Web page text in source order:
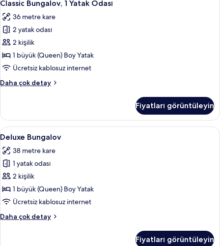
Bungalov,
1
Yatak
Odası
için
tüm
görün
Classic Bungalov, 1 Yatak Odası
36 metre kare
2 yatak odası
2 kişilik
1 büyük (Queen) Boy Yatak
Ücretsiz kablosuz internet
Daha çok detay
Classic
Odası
hakkında
daha
detay
Fiyatları görüntüleyin
Deluxe
Bungalov
için
tüm
fotoğrafları
görün
Deluxe Bungalov | Oturma alanı |
6
Deluxe Bungalov
38 metre kare
1 yatak odası
2 kişilik
1 büyük (Queen) Boy Yatak
Ücretsiz kablosuz internet
Daha çok detay
Deluxe
Fiyatları görüntüleyin